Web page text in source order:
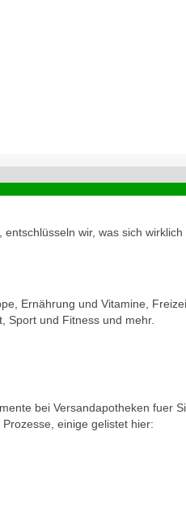
wir, was sich
Ernährung und Vitamine,
Sport und Fitness und mehr.
bei Versandapotheken fuer
einige gelistet hier: